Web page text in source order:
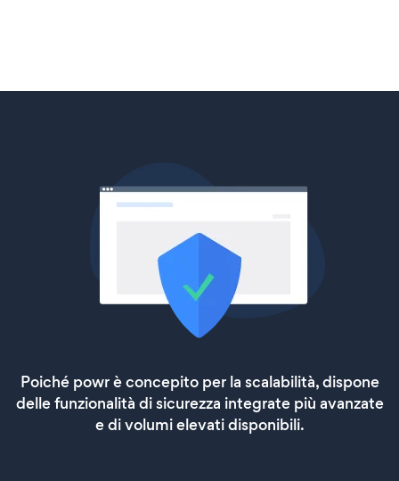
Poiché powr è concepito per la scalabilità, dispone
delle funzionalità di sicurezza integrate più avanzate
e di volumi elevati disponibili.